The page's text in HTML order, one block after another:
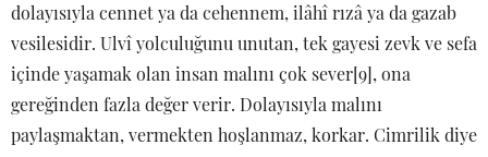
dolayısıyla cennet ya da cehennem, ilâhî rızâ ya da gazab
vesilesidir. Ulvî yolculuğunu unutan, tek gayesi zevk ve sefa
içinde yaşamak olan insan malını çok sever[9], ona
gereğinden fazla değer verir. Dolayısıyla malını
paylaşmaktan, vermekten hoşlanmaz, korkar. Cimrilik diye